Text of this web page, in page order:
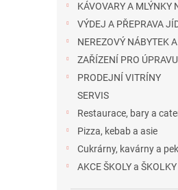
KÁVOVARY A MLÝNKY
VÝDEJ A PŘEPRAVA
NEREZOVÝ NÁBYTEK
ZAŘÍZENÍ PRO
PRODEJNÍ VITRÍNY
SERVIS
Restaurace, bary a
Pizza, kebab a asie
Cukrárny, kavárny a
AKCE ŠKOLY a ŠKOLKY